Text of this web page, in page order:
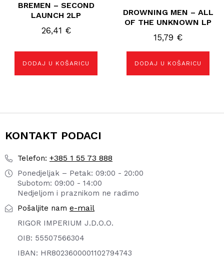
BREMEN – SECOND
LAUNCH 2LP
26,41 €
DODAJ U KOŠARICU
DROWNING MEN – ALL
OF THE UNKNOWN LP
15,79 €
DODAJ U KOŠARICU
KONTAKT PODACI
Telefon: +385 1 55 73 888
Ponedjeljak – Petak: 09:00 - 20:00
Subotom: 09:00 - 14:00
Nedjeljom i praznikom ne radimo
Pošaljite nam e-mail
RIGOR IMPERIUM J.D.O.O.
OIB: 55507566304
IBAN: HR8023600001102794743